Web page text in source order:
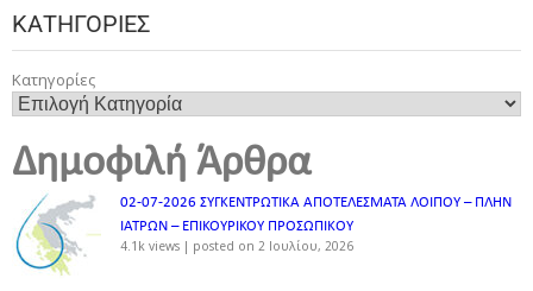
ΚΑΤΗΓΟΡΊΕΣ
Κατηγορίες
Δημοφιλή Άρθρα
02-07-2026 ΣΥΓΚΕΝΤΡΩΤΙΚΑ ΑΠΟΤΕΛΕΣΜΑΤΑ ΛΟΙΠΟΥ – ΠΛΗΝ
ΙΑΤΡΩΝ – ΕΠΙΚΟΥΡΙΚΟΥ ΠΡΟΣΩΠΙΚOY
4.1k views | posted on 2 Ιουλίου, 2026